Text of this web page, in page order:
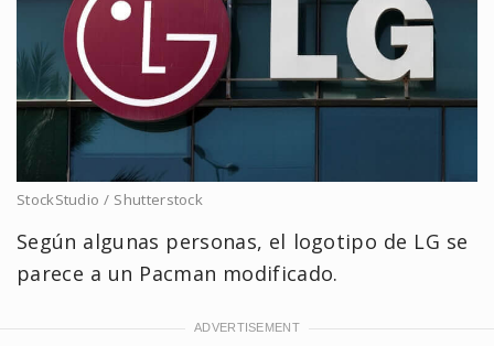
StockStudio / Shutterstock
Según algunas personas, el logotipo de LG se
parece a un Pacman modificado.